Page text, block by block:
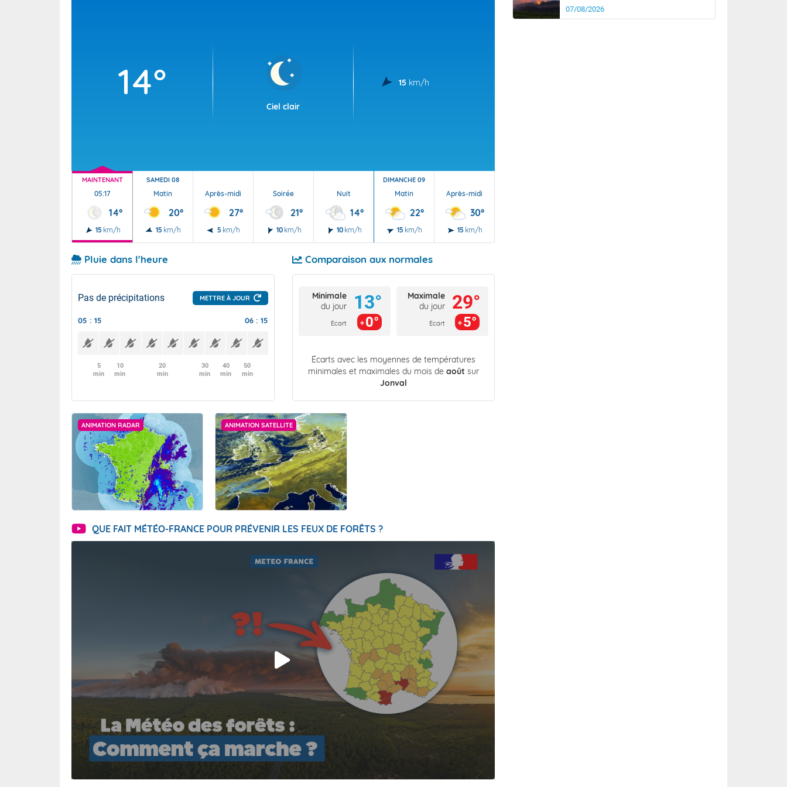
14°
Ciel clair
15 km/h
MAINTENANT
05:17
14°
15 km/h
SAMEDI 08
Matin
20°
15 km/h
Après-midi
27°
5 km/h
Soirée
21°
10 km/h
Nuit
14°
10 km/h
DIMANCHE 09
Matin
22°
15 km/h
Après-midi
30°
15 km/h
Pluie dans l'heure
Pas de précipitations METTRE À JOUR
05 : 15 06 : 15
5
min
10
min
20
min
30
min
40
min
50
min
Comparaison aux normales
Minimale
du jour
Ecart
13°
0°
Maximale
du jour
Ecart
29°
5°
Écarts avec les moyennes de températures
minimales et maximales du mois de août sur
Jonval
ANIMATION RADAR ANIMATION SATELLITE
QUE FAIT MÉTÉO-FRANCE POUR PRÉVENIR LES FEUX DE FORÊTS ?
07/08/2026